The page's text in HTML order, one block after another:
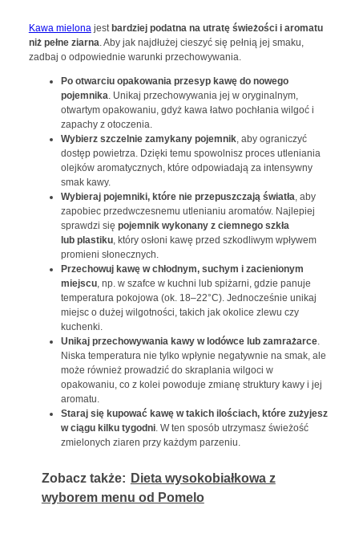
Kawa mielonajest bardziej podatna na utratę świeżości i aromatu
niż pełne ziarna. Aby jak najdłużej cieszyć się pełnią jej smaku,
zadbaj o odpowiednie warunki przechowywania.
Po otwarciu opakowania przesyp kawę do nowego
pojemnika. Unikaj przechowywania jej w oryginalnym,
otwartym opakowaniu, gdyż kawa łatwo pochłania wilgoć i
zapachy z otoczenia.
Wybierz szczelnie zamykany pojemnik, aby ograniczyć
dostęp powietrza. Dzięki temu spowolnisz proces utleniania
olejków aromatycznych, które odpowiadają za intensywny
smak kawy.
Wybieraj pojemniki, które nie przepuszczają światła, aby
zapobiec przedwczesnemu utlenianiu aromatów. Najlepiej
sprawdzi się pojemnik wykonany z ciemnego szkła
lub plastiku, który osłoni kawę przed szkodliwym wpływem
promieni słonecznych.
Przechowuj kawę w chłodnym, suchym i zacienionym
miejscu, np. w szafce w kuchni lub spiżarni, gdzie panuje
temperatura pokojowa (ok. 18–22°C). Jednocześnie unikaj
miejsc o dużej wilgotności, takich jak okolice zlewu czy
kuchenki.
Unikaj przechowywania kawy w lodówce lub zamrażarce.
Niska temperatura nie tylko wpłynie negatywnie na smak, ale
może również prowadzić do skraplania wilgoci w
opakowaniu, co z kolei powoduje zmianę struktury kawy i jej
aromatu.
Staraj się kupować kawę w takich ilościach, które zużyjesz
w ciągu kilku tygodni. W ten sposób utrzymasz świeżość
zmielonych ziaren przy każdym parzeniu.
Zobacz także: Dieta wysokobiałkowa z
wyborem menu od Pomelo